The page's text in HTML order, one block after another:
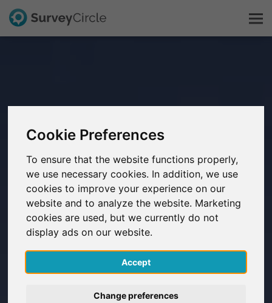
Cookie Preferences
To ensure that the website functions properly,
we use necessary cookies. In addition, we use
cookies to improve your experience on our
website and to analyze the website. Marketing
cookies are used, but we currently do not
display ads on our website.
Accept
Change preferences
Explorer la recherche
FAQ
S'inscrire gratuitement
S'inscrire
English
Deutsch